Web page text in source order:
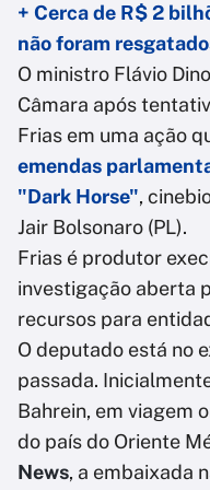
+ Cerca de R$ 2
não foram
O ministro Flávio
Câmara após
Frias em uma ação
emendas
"Dark Horse",
Jair Bolsonaro (PL).
Frias é produtor
investigação aberta
recursos para
O deputado está no
passada.
Bahrein, em viagem
do país do Oriente
News, a embaixada